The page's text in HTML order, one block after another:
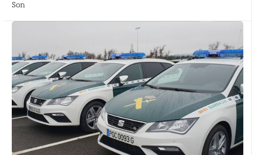
Son